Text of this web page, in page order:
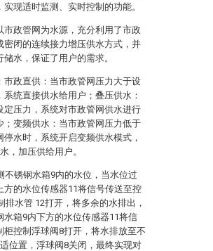
现适时监测、实时控制的功能。
市政管网为水源，充分利用了市政
密闭的连续接力增压供水方式，并
水，保证了用户的需求。
市政直供：当市政管网压力大于设
统直接供水给用户；叠压供水：
定压力，系统对市政管网供水进行
；变频供水：当市政管网压力低于
水时，系统开启变频供水模式，
，加压供给用户。
不锈钢水箱9内的水位，当水位过
方的水位传感器11将信号传送至控
排水管 12打开，将多余的水排出，
水箱9内下方的水位传感器11将信
柜控制浮球阀8打开，将水排放至不
位置，浮球阀8关闭，最终实现对